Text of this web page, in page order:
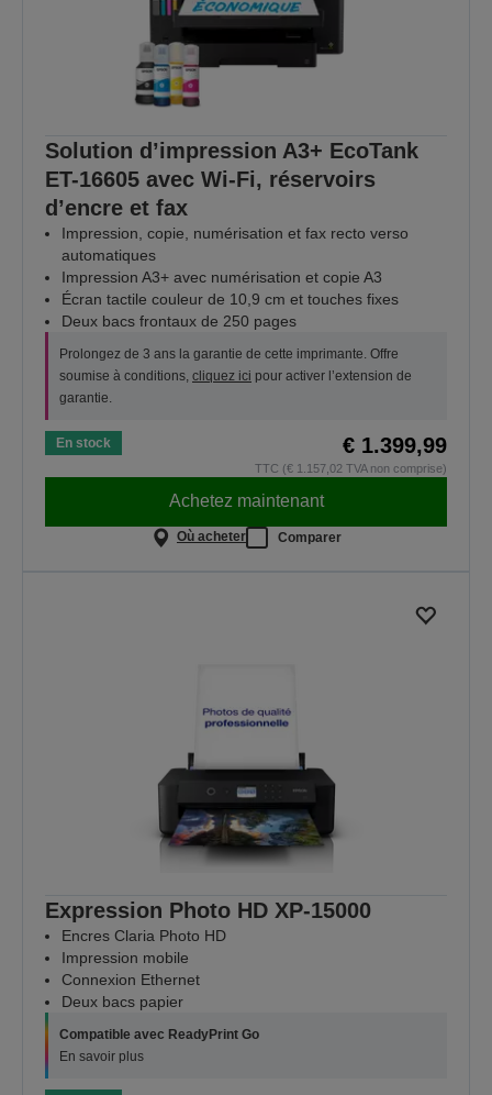
Solution d’impression A3+ EcoTank
ET-16605 avec Wi-Fi, réservoirs
d’encre et fax
Impression, copie, numérisation et fax recto verso
automatiques
Impression A3+ avec numérisation et copie A3
Écran tactile couleur de 10,9 cm et touches fixes
Deux bacs frontaux de 250 pages
Prolongez de 3 ans la garantie de cette imprimante. Offre
soumise à conditions, cliquez ici pour activer l’extension de
garantie.
En stock € 1.399,99
TTC (€ 1.157,02 TVA non comprise)
Achetez maintenant
Où acheter Comparer
Expression Photo HD XP-15000
Encres Claria Photo HD
Impression mobile
Connexion Ethernet
Deux bacs papier
Compatible avec ReadyPrint Go
En savoir plus